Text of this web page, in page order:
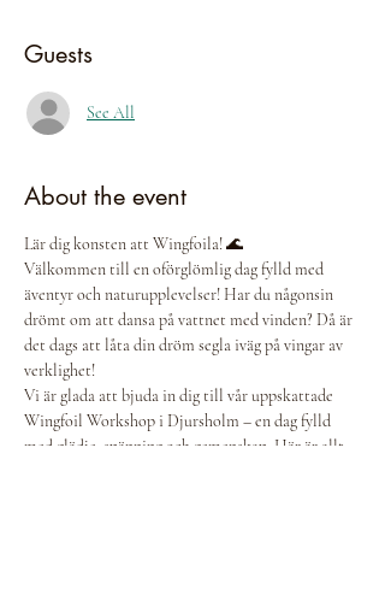
Guests
See All
About the event
Lär dig konsten att Wingfoila! 🌊
Välkommen till en oförglömlig dag fylld med
äventyr och naturupplevelser! Har du någonsin
drömt om att dansa på vattnet med vinden? Då är
det dags att låta din dröm segla iväg på vingar av
verklighet!
Vi är glada att bjuda in dig till vår uppskattade
Wingfoil Workshop i Djursholm – en dag fylld
med glädje, spänning och gemenskap. Här är allt